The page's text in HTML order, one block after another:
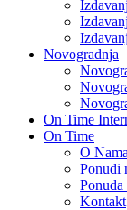
Novogradnja
On Time
On Time
O
Ponudi
Kontakt